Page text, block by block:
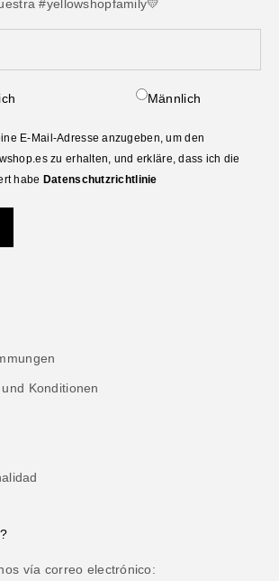
#yellowshopfamily💛
Männlich
E-Mail-Adresse anzugeben, um den
zu erhalten, und erkläre, dass ich die
habe Datenschutzrichtlinie
Konditionen
vía correo electrónico: